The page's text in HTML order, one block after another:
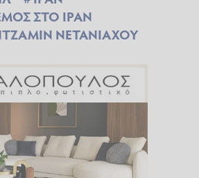
ΣΤΟ ΙΡΑΝ
ΝΕΤΑΝΙΑΧΟΥ